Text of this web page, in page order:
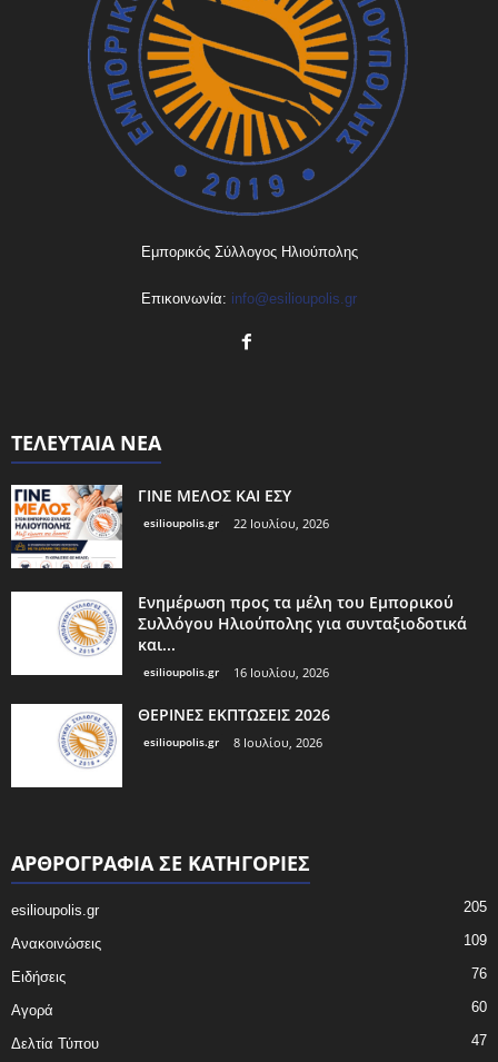
Εμπορικός Σύλλογος Ηλιούπολης
Επικοινωνία: info@esilioupolis.gr
ΤΕΛΕΥΤΑΙΑ ΝΕΑ
ΓΙΝΕ ΜΕΛΟΣ ΚΑΙ ΕΣΥ
esilioupolis.gr 22 Ιουλίου, 2026
Ενημέρωση προς τα μέλη του Εμπορικού
Συλλόγου Ηλιούπολης για συνταξιοδοτικά
και...
esilioupolis.gr 16 Ιουλίου, 2026
ΘΕΡΙΝΕΣ ΕΚΠΤΩΣΕΙΣ 2026
esilioupolis.gr 8 Ιουλίου, 2026
ΑΡΘΡΟΓΡΑΦΙΑ ΣΕ ΚΑΤΗΓΟΡΙΕΣ
esilioupolis.gr 205
Ανακοινώσεις 109
Ειδήσεις 76
Αγορά 60
Δελτία Τύπου 47